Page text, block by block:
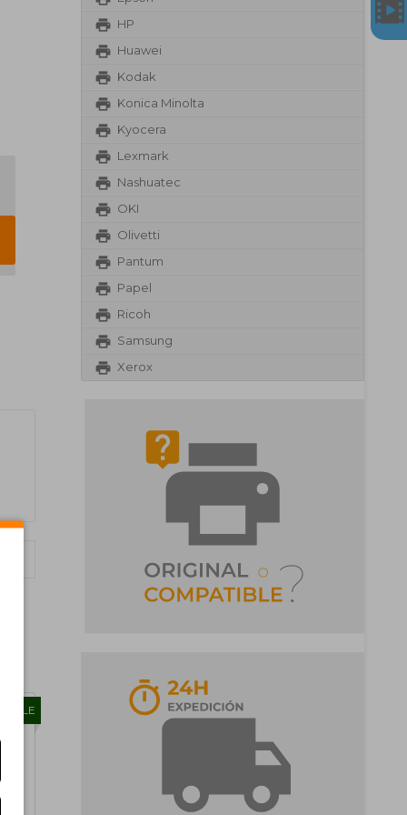
HP
Huawei
Kodak
Konica Minolta
Kyocera
Lexmark
Nashuatec
OKI
Olivetti
Pantum
Papel
Ricoh
Samsung
Xerox